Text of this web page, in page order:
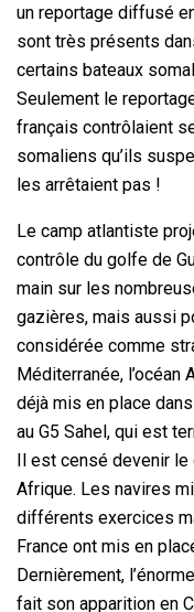
un reportage diffusé
sont très présents
certains bateaux
Seulement le
français contrôlaient
somaliens qu’ils
les arrêtaient pas !
Le camp atlantiste
contrôle du golfe de
main sur les
gazières, mais aussi
considérée comme
Méditerranée, l’océan
déjà mis en place
au G5 Sahel, qui est
Il est censé devenir le
Afrique. Les navires
différents exercices
France ont mis en
Dernièrement,
fait son apparition en